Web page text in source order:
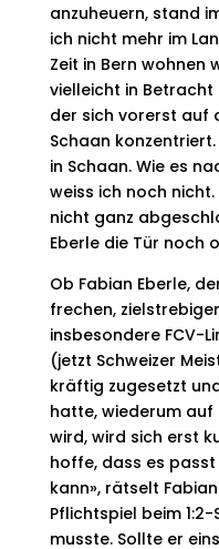
anzuheuern, stand
ich nicht mehr im
Zeit in Bern wohnen
vielleicht in Betracht
der sich vorerst auf
Schaan
in Schaan. Wie es
weiss ich noch
nicht ganz
Eberle die Tür noch
Ob Fabian Eberle,
frechen,
insbesondere FCV-
(jetzt Schweizer
kräftig zugesetzt
hatte, wiederum
wird, wird sich erst
hoffe, dass es
kann», rätselt
Pflichtspiel beim
musste. Sollte er